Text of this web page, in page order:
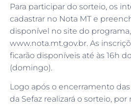
Para participar do sorteio, os
cadastrar no Nota MT e
disponível no site do programa,
www.nota.mt.gov.br. As
ficarão disponíveis até às 16h
(domingo).
Logo após o encerramento
da Sefaz realizará o sorteio,